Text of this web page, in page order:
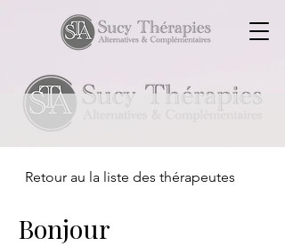
Retour au la liste des thérapeutes
Bonjour